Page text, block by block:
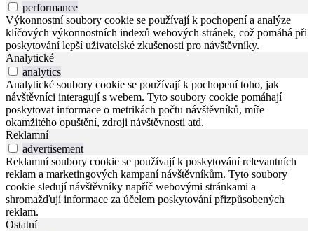
performance
Výkonnostní soubory cookie se používají k pochopení a analýze
klíčových výkonnostních indexů webových stránek, což pomáhá při
poskytování lepší uživatelské zkušenosti pro návštěvníky.
Analytické
analytics
Analytické soubory cookie se používají k pochopení toho, jak
návštěvníci interagují s webem. Tyto soubory cookie pomáhají
poskytovat informace o metrikách počtu návštěvníků, míře
okamžitého opuštění, zdroji návštěvnosti atd.
Reklamní
advertisement
Reklamní soubory cookie se používají k poskytování relevantních
reklam a marketingových kampaní návštěvníkům. Tyto soubory
cookie sledují návštěvníky napříč webovými stránkami a
shromažďují informace za účelem poskytování přizpůsobených
reklam.
Ostatní